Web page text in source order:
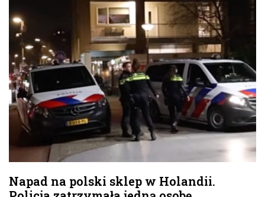
Napad na polski sklep w Holandii.